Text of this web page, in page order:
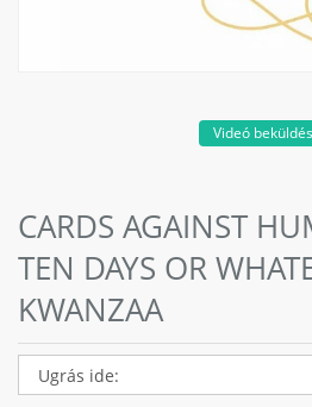
Videó
CARDS AGAINST
TEN DAYS OR
KWANZAA